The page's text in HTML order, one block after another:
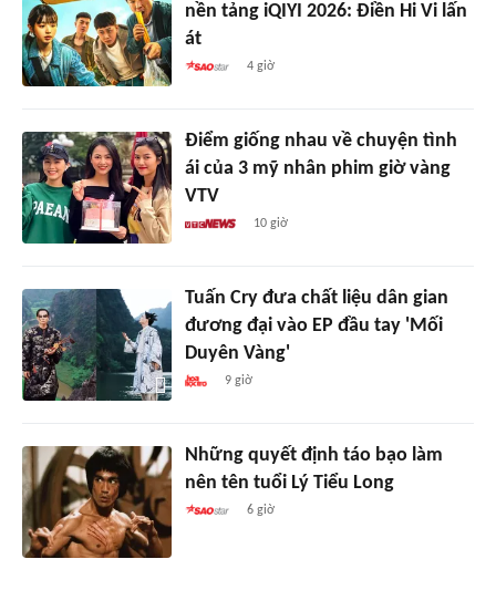
nền tảng iQIYI 2026: Điền Hi Vi lấn
át
4 giờ
Điểm giống nhau về chuyện tình
ái của 3 mỹ nhân phim giờ vàng
VTV
10 giờ
Tuấn Cry đưa chất liệu dân gian
đương đại vào EP đầu tay 'Mối
Duyên Vàng'
9 giờ
Những quyết định táo bạo làm
nên tên tuổi Lý Tiểu Long
6 giờ